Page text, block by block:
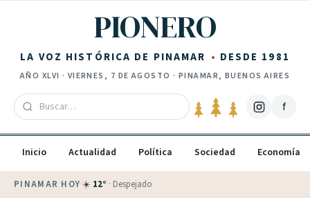
PIONERO
LA VOZ HISTÓRICA DE PINAMAR DESDE 1981
AÑO XLVI · VIERNES, 7 DE AGOSTO · PINAMAR, BUENOS AIRES
f
Inicio Actualidad Política Sociedad Economía
PINAMAR HOY·☀️ 12° · Despejado